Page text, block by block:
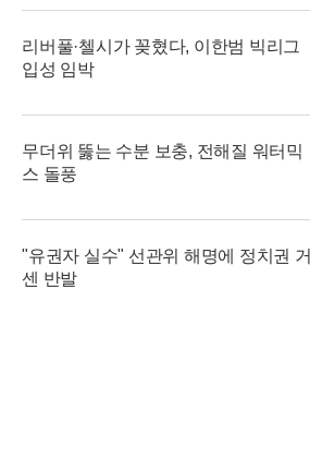
리버풀·첼시가 꽂혔다, 이한범 빅리그
입성 임박
무더위 뚫는 수분 보충, 전해질 워터믹
스 돌풍
"유권자 실수" 선관위 해명에 정치권 거
센 반발